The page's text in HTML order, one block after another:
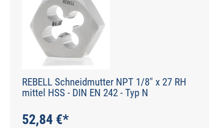
REBELL Schneidmutter NPT 1/8" x 27 RH
mittel HSS - DIN EN 242 - Typ N
52,84 €*